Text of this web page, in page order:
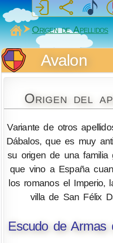
MiSabueso
Origen de Apellidos
Avalon
Origen del
Variante de otros
Dábalos, que es muy
su origen de una familia
que vino a España
los romanos el Imperio,
villa de San Félix
Escudo de Armas